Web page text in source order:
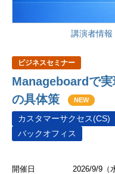
講演者情報
ビジネスセミナー
Manageboardで実
の具体策
NEW
カスタマーサクセス(CS)
バックオフィス
開催日
2026/9/9（